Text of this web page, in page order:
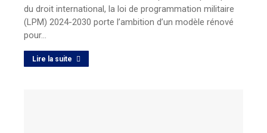
du droit international, la loi de programmation militaire
(LPM) 2024-2030 porte l’ambition d’un modèle rénové
pour…
Lire la suite